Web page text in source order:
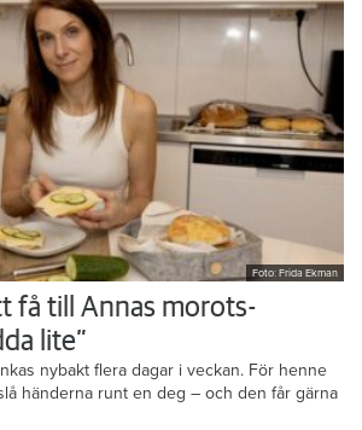
Foto: Frida Ekman
få till Annas morots-
lite”
nybakt flera dagar i veckan. För henne
händerna runt en deg – och den får gärna